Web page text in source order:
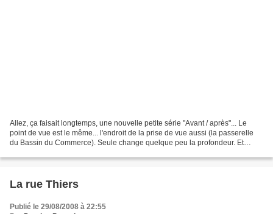
Allez, ça faisait longtemps, une nouvelle petite série "Avant / après"... Le
point de vue est le même... l'endroit de la prise de vue aussi (la passerelle
du Bassin du Commerce). Seule change quelque peu la profondeur. Et
La rue Thiers
Publié le 29/08/2008 à 22:55